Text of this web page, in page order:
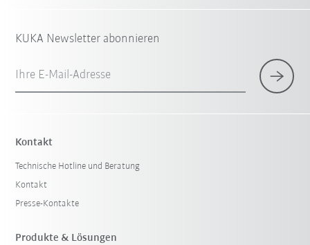
KUKA Newsletter abonnieren
Ihre E-Mail-Adresse
Kontakt
Technische Hotline und Beratung
Kontakt
Presse-Kontakte
Produkte & Lösungen